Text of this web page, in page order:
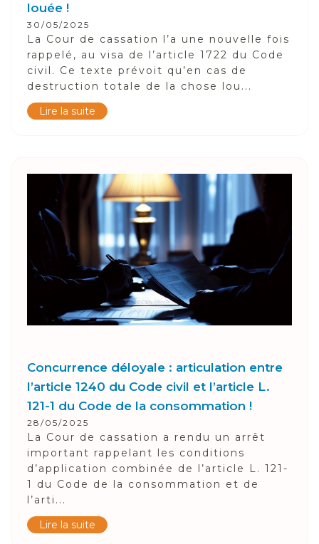
louée !
30/05/2025
La Cour de cassation l’a une nouvelle fois
rappelé, au visa de l’article 1722 du Code
civil. Ce texte prévoit qu’en cas de
destruction totale de la chose lou...
Lire la suite
Concurrence déloyale : articulation entre
l’article 1240 du Code civil et l’article L.
121-1 du Code de la consommation !
28/05/2025
La Cour de cassation a rendu un arrêt
important rappelant les conditions
d’application combinée de l’article L. 121-
1 du Code de la consommation et de
l’arti...
Lire la suite